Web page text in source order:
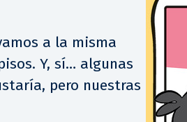
a la misma
Y, sí… algunas
pero nuestras